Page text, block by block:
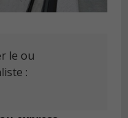
le ou
: